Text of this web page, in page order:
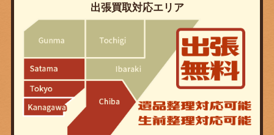
出張買取対応エリア